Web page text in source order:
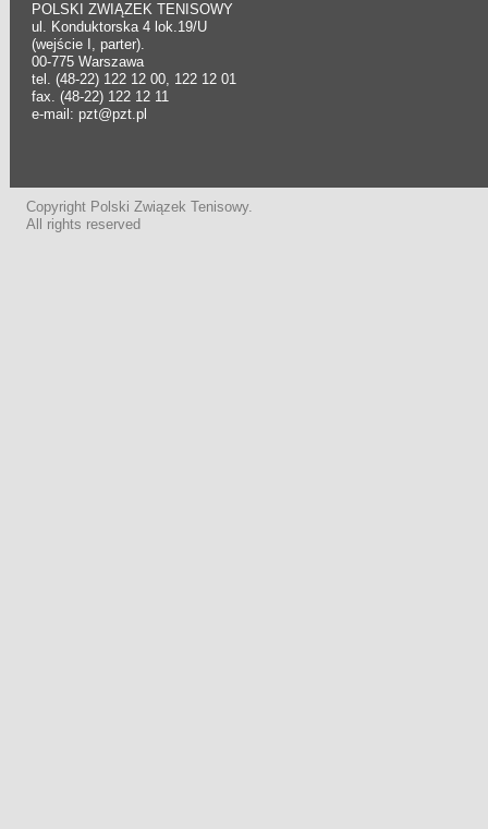
POLSKI ZWIĄZEK TENISOWY
ul. Konduktorska 4 lok.19/U
(wejście I, parter).
00-775 Warszawa
tel. (48-22) 122 12 00, 122 12 01
fax. (48-22) 122 12 11
e-mail: pzt@pzt.pl
Copyright Polski Związek Tenisowy.
All rights reserved